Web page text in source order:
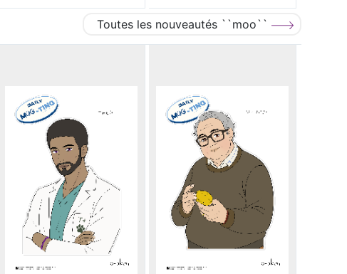
Toutes les nouveautés ``moo``